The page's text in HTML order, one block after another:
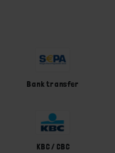
Bank transfer
KBC / CBC